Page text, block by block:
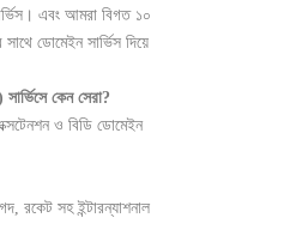
এবং আমরা বিগত ১০
ডোমেইন সার্ভিস দিয়ে
কেন সেরা?
ও বিডি ডোমেইন
রকেট সহ ইন্টারন্যাশনাল